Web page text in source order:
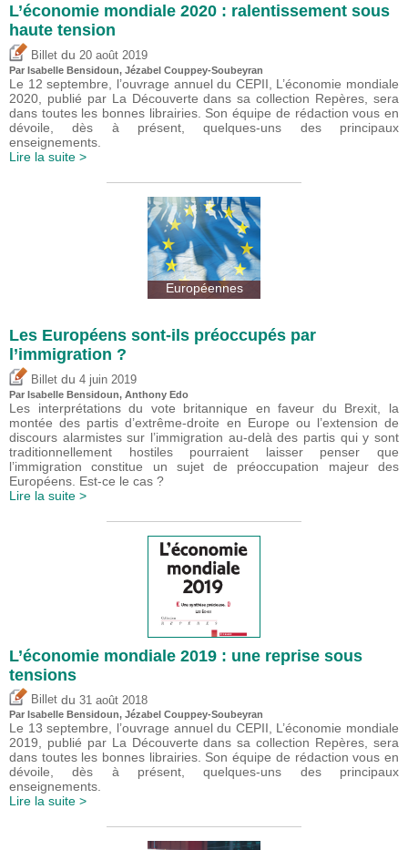
L’économie mondiale 2020 : ralentissement sous
haute tension
Billet du 20 août 2019
Par Isabelle Bensidoun, Jézabel Couppey-Soubeyran
Le 12 septembre, l’ouvrage annuel du CEPII, L’économie mondiale
2020, publié par La Découverte dans sa collection Repères, sera
dans toutes les bonnes librairies. Son équipe de rédaction vous en
dévoile, dès à présent, quelques-uns des principaux
enseignements.
Lire la suite >
Européennes
Les Européens sont-ils préoccupés par
l’immigration ?
Billet du 4 juin 2019
Par Isabelle Bensidoun, Anthony Edo
Les interprétations du vote britannique en faveur du Brexit, la
montée des partis d’extrême-droite en Europe ou l’extension de
discours alarmistes sur l’immigration au-delà des partis qui y sont
traditionnellement hostiles pourraient laisser penser que
l’immigration constitue un sujet de préoccupation majeur des
Européens. Est-ce le cas ?
Lire la suite >
L’économie mondiale 2019 : une reprise sous
tensions
Billet du 31 août 2018
Par Isabelle Bensidoun, Jézabel Couppey-Soubeyran
Le 13 septembre, l’ouvrage annuel du CEPII, L’économie mondiale
2019, publié par La Découverte dans sa collection Repères, sera
dans toutes les bonnes librairies. Son équipe de rédaction vous en
dévoile, dès à présent, quelques-uns des principaux
enseignements.
Lire la suite >